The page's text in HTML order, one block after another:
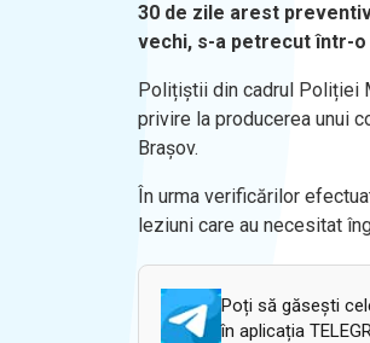
30 de zile arest
vechi, s-a petrecut într-o
Polițiștii din cadrul Poliției
privire la producerea unui
Brașov.
În urma verificărilor
leziuni care au necesitat
Poți să găsești
în aplicația